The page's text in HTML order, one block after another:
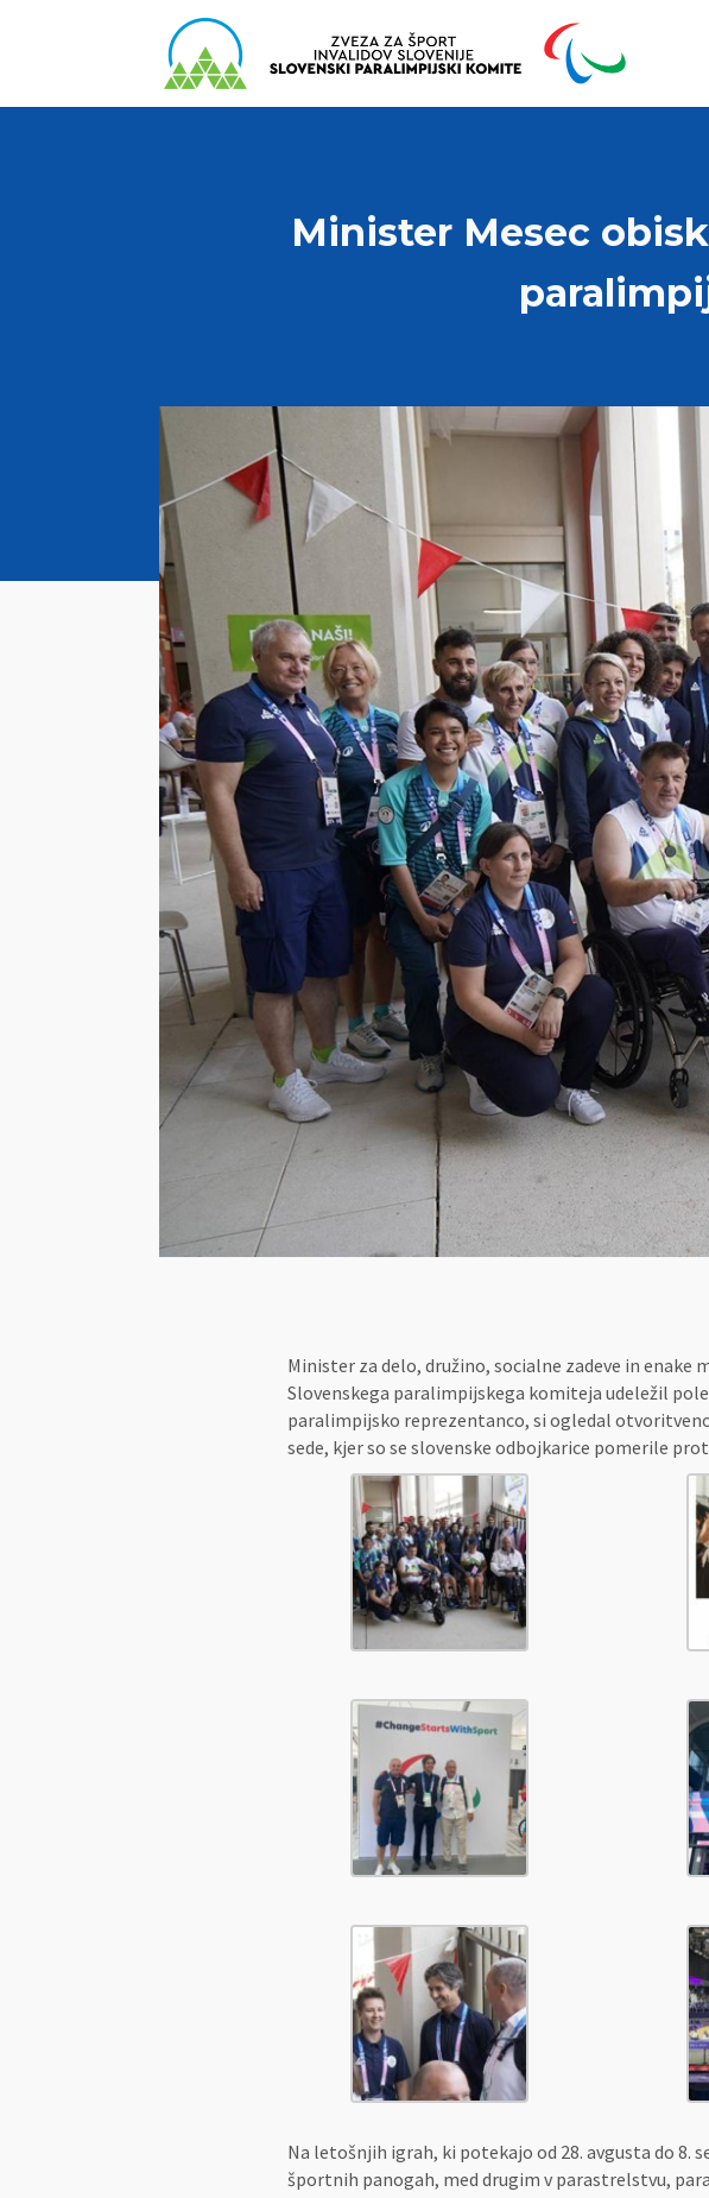
Minister Mesec
Minister za delo, družino, socialne zadeve in enake
Slovenskega paralimpijskega komiteja udeležil
paralimpijsko reprezentanco, si ogledal
sede, kjer so se slovenske odbojkarice pomerile
Na letošnjih igrah, ki potekajo od 28. avgusta do
športnih panogah, med drugim v parastrelstvu,